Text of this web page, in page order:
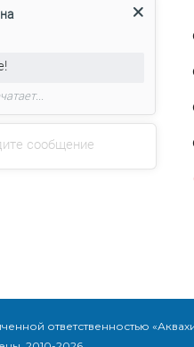
ответственностью
сообщение